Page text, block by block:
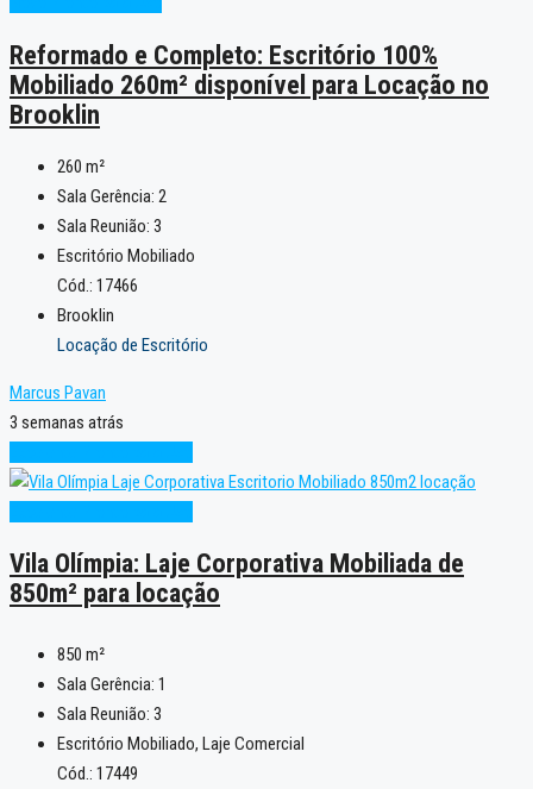
Reformado e Completo: Escritório 100%
Mobiliado 260m² disponível para Locação no
Brooklin
260 m²
Sala Gerência: 2
Sala Reunião: 3
Escritório Mobiliado
Cód.: 17466
Brooklin
Locação de Escritório
Marcus Pavan
3 semanas atrás
Vila Olímpia: Laje Corporativa Mobiliada de
850m² para locação
850 m²
Sala Gerência: 1
Sala Reunião: 3
Escritório Mobiliado, Laje Comercial
Cód.: 17449